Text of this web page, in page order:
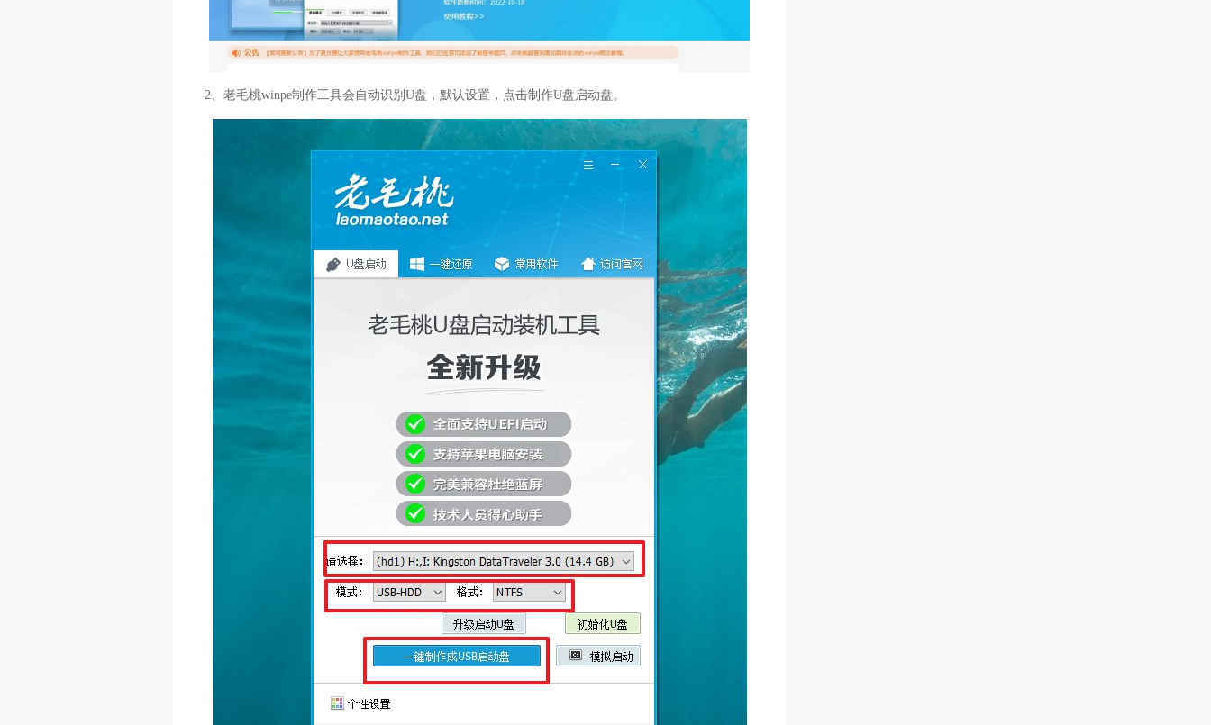
2、老毛桃winpe制作工具会自动识别U盘，默认设置，点击制作U盘启动盘。